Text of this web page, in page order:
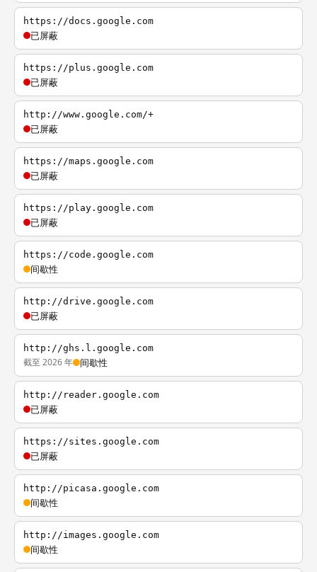
https://docs.google.com
已屏蔽
https://plus.google.com
已屏蔽
http://www.google.com/+
已屏蔽
https://maps.google.com
已屏蔽
https://play.google.com
已屏蔽
https://code.google.com
间歇性
http://drive.google.com
已屏蔽
http://ghs.l.google.com
截至 2026 年 间歇性
http://reader.google.com
已屏蔽
https://sites.google.com
已屏蔽
http://picasa.google.com
间歇性
http://images.google.com
间歇性